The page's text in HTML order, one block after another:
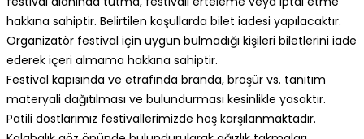
hakkına sahiptir. Belirtilen koşullarda bilet iadesi yapılacaktır.
Organizatör festival için uygun bulmadığı kişileri biletlerini iade
ederek içeri almama hakkına sahiptir.
Festival kapısında ve etrafında branda, broşür vs. tanıtım
materyali dağıtılması ve bulundurması kesinlikle yasaktır.
Patili dostlarımız festivallerimizde hoş karşılanmaktadır.